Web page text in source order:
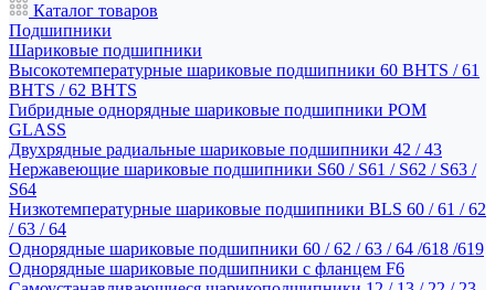
Каталог товаров
Подшипники
Шариковые подшипники
Высокотемпературные шариковые подшипники 60 BHTS / 61
BHTS / 62 BHTS
Гибридные однорядные шариковые подшипники POM
GLASS
Двухрядные радиальные шариковые подшипники 42 / 43
Нержавеющие шариковые подшипники S60 / S61 / S62 / S63 /
S64
Низкотемпературные шариковые подшипники BLS 60 / 61 / 62
/ 63 / 64
Однорядные шариковые подшипники 60 / 62 / 63 / 64 /618 /619
Однорядные шариковые подшипники с фланцем F6